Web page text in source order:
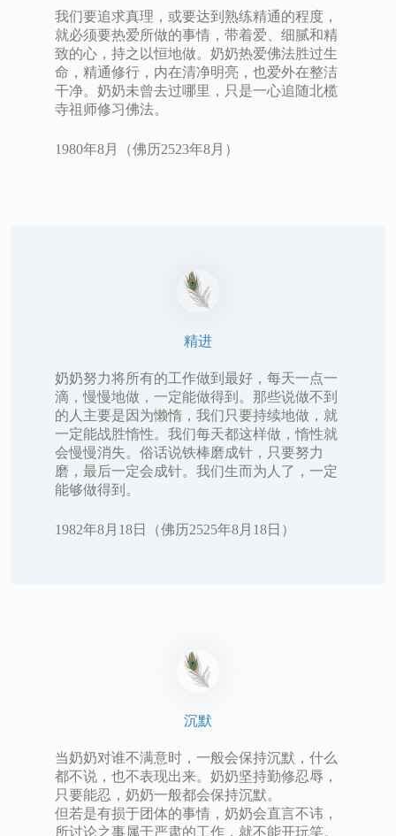
我们要追求真理，或要达到熟练精通的程度，
就必须要热爱所做的事情，带着爱、细腻和精
致的心，持之以恒地做。奶奶热爱佛法胜过生
命，精通修行，内在清净明亮，也爱外在整洁
干净。奶奶未曾去过哪里，只是一心追随北榄
寺祖师修习佛法。
1980年8月（佛历2523年8月）
精进
奶奶努力将所有的工作做到最好，每天一点一
滴，慢慢地做，一定能做得到。那些说做不到
的人主要是因为懒惰，我们只要持续地做，就
一定能战胜惰性。我们每天都这样做，惰性就
会慢慢消失。俗话说铁棒磨成针，只要努力
磨，最后一定会成针。我们生而为人了，一定
能够做得到。
1982年8月18日（佛历2525年8月18日）
沉默
当奶奶对谁不满意时，一般会保持沉默，什么
都不说，也不表现出来。奶奶坚持勤修忍辱，
只要能忍，奶奶一般都会保持沉默。
但若是有损于团体的事情，奶奶会直言不讳，
所讨论之事属于严肃的工作，就不能开玩笑。